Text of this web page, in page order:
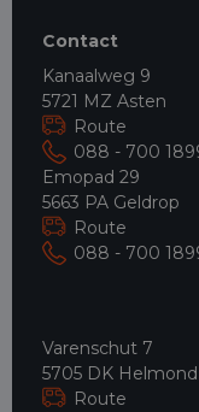
Contact
Kanaalweg 9
5721 MZ Asten
Route
088 - 700
Emopad 29
5663 PA Geldrop
Route
088 - 700
Varenschut 7
5705 DK Helmond
Route